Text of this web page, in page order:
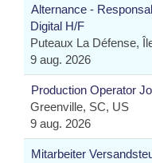
Alternance -
Digital H/F
Puteaux La Défense,
9 aug. 2026
Production Operator
Greenville, SC, US
9 aug. 2026
Mitarbeiter